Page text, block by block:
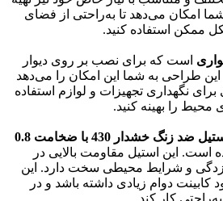
امکان می‌دهد تا به‌راحتی از فضای
ممکن استفاده کنید.
است که برای نصب بر روی دیوار
طراحی به شما این امکان را می‌دهد
نگهداری تجهیزات و لوازم استفاده
را بهینه کنید.
استیل ضد زنگ خشدار 430 با ضخامت 0.8
است. این استیل مقاومت بالایی در
زدگی و شرایط محیطی سخت دارد. این
دوام زیادی داشته باشد و در